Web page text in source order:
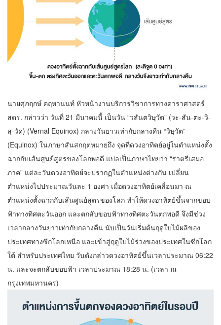
นายศุภฤกษ์ คฤหานนท์ หัวหน้างานบริการวิชาการทางดาราศาสตร์
สดร. กล่าวว่า วันที่ 21 มีนาคมนี้ เป็นวัน “วสันตวิษุวัต” (วะ-สัน-ตะ-วิ-
สุ-วัด) (Vernal Equinox) กลางวันยาวเท่ากับกลางคืน “วิษุวัต”
(Equinox) ในภาษาสันสกฤตหมายถึง จุดที่ดวงอาทิตย์อยู่ในตำแหน่งตั้ง
ฉากกับเส้นศูนย์สูตรของโลกพอดี แปลเป็นภาษาไทยว่า “ราตรีเสมอ
ภาค” แต่ละวันดวงอาทิตย์จะปรากฏในตำแหน่งต่างกัน เปลี่ยน
ตำแหน่งไปประมาณวันละ 1 องศา เมื่อดวงอาทิตย์เคลื่อนมา ณ
ตำแหน่งตั้งฉากกับเส้นศูนย์สูตรของโลก ทำให้ดวงอาทิตย์ขึ้นจากขอบ
ฟ้าทางทิศตะวันออก และตกลับขอบฟ้าทางทิศตะวันตกพอดี จึงมีช่วง
เวลากลางวันยาวเท่ากับกลางคืน นับเป็นวันเริ่มต้นฤดูใบไม้ผลิของ
ประเทศทางซีกโลกเหนือ และเข้าสู่ฤดูใบไม้ร่วงของประเทศในซีกโลก
ใต้ สำหรับประเทศไทย วันดังกล่าวดวงอาทิตย์ขึ้นเวลาประมาณ 06:22
น. และจะตกลับขอบฟ้า เวลาประมาณ 18:28 น. (เวลา ณ
กรุงเทพมหานคร)